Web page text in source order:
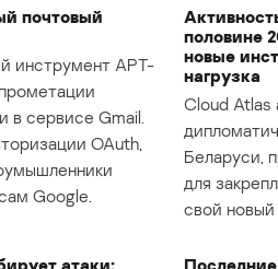
почтовый
инструмент APT-
в сервисе Gmail.
OAuth,
Google.
половине
новые
нагрузка
Cloud Atlas
Беларуси,
для
свой